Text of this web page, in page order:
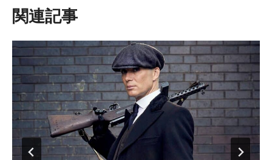
ョ
ン
類似投稿